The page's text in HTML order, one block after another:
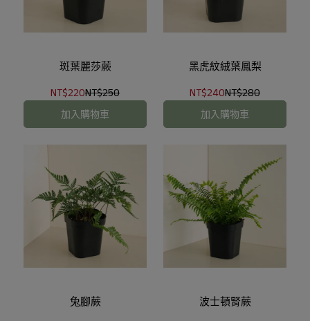
斑葉麗莎蕨
NT$220NT$250
加入購物車
黑虎紋絨葉鳳梨
NT$240NT$280
加入購物車
兔腳蕨 波士頓腎蕨